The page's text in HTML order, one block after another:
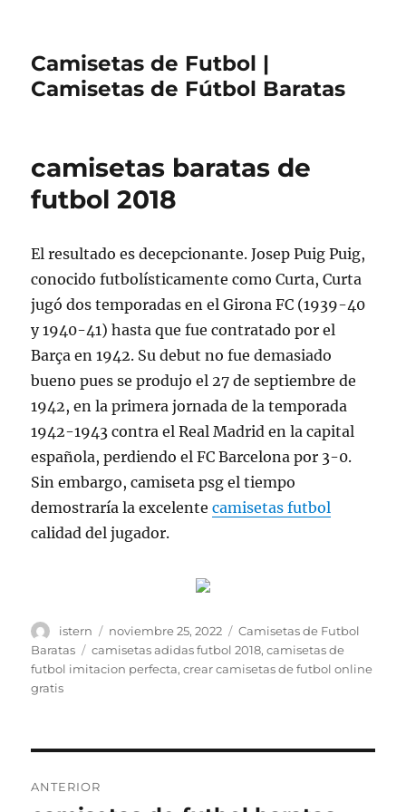
Camisetas de Futbol |
Camisetas de Fútbol Baratas
camisetas baratas de
futbol 2018
El resultado es decepcionante. Josep Puig Puig,
conocido futbolísticamente como Curta, Curta
jugó dos temporadas en el Girona FC (1939-40
y 1940-41) hasta que fue contratado por el
Barça en 1942. Su debut no fue demasiado
bueno pues se produjo el 27 de septiembre de
1942, en la primera jornada de la temporada
1942-1943 contra el Real Madrid en la capital
española, perdiendo el FC Barcelona por 3-0.
Sin embargo, camiseta psg el tiempo
demostraría la excelentecamisetas futbol
calidad del jugador.
Autor
istern
Publicado
el
noviembre 25, 2022 Categorías
Camisetas de Futbol
Baratas
Etiquetas
camisetas adidas futbol 2018,camisetas de
futbol imitacion perfecta,crear camisetas de futbol online
gratis
ANTERIOR